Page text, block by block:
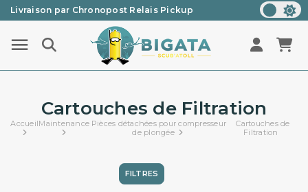
Livraison par Chronopost Relais Pickup
Une question ? Un renseignement ? 05 57 21 59 35
Cartouches de Filtration
AccueilMaintenance Pièces détachées pour compresseur
de plongée
Cartouches de
Filtration
FILTRES